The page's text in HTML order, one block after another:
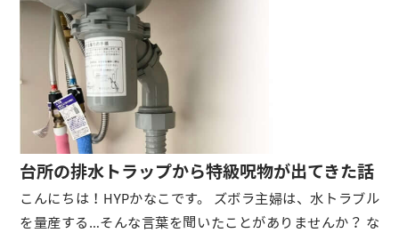
台所の排水トラップから特級呪物が出てきた話
こんにちは！HYPかなこです。 ズボラ主婦は、水トラブル
を量産する…そんな言葉を聞いたことがありませんか？ な